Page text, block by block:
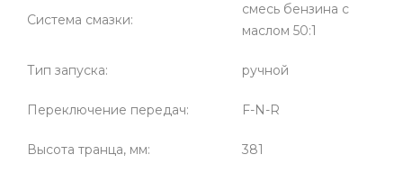
Система смазки:
смесь бензина с
маслом 50:1
Тип запуска: ручной
Переключение передач: F-N-R
Высота транца, мм: 381